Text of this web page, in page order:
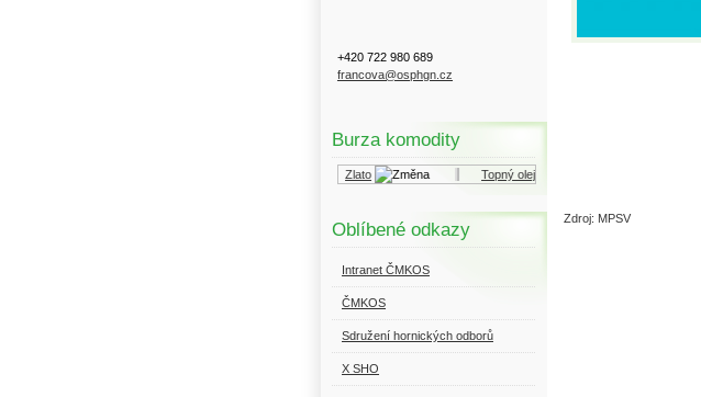
Zdroj: MPSV
+420 722 980 689
francova@osphgn.cz
Burza komodity
Zlato Topný olej
Oblíbené odkazy
Intranet ČMKOS
ČMKOS
Sdružení hornických odborů
X SHO